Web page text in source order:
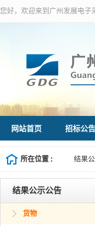
您好，欢迎来到广州发展电子
网站首页 招标公告
所在位置 : 结果
结果公示公告
Information Center
货物